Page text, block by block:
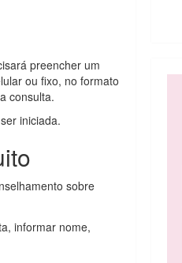
preencher um
ou fixo, no formato
consulta.
iniciada.
sobre
informar nome,